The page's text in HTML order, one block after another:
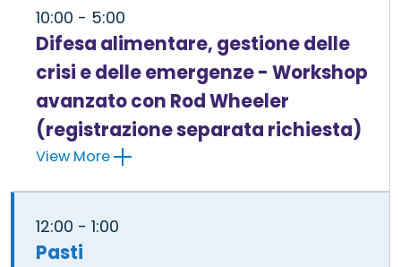
10:00 - 5:00
Difesa alimentare, gestione delle
crisi e delle emergenze - Workshop
avanzato con Rod Wheeler
(registrazione separata richiesta)
View More
12:00 - 1:00
Pasti